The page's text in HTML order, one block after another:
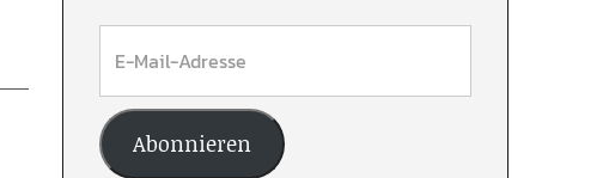
Abonnieren